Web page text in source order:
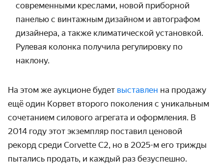
современными креслами, новой приборной
панелью с винтажным дизайном и автографом
дизайнера, а также климатической установкой.
Рулевая колонка получила регулировку по
наклону.
На этом же аукционе будет выставлен на продажу
ещё один Корвет второго поколения с уникальным
сочетанием силового агрегата и оформления. В
2014 году этот экземпляр поставил ценовой
рекорд среди Corvette C2, но в 2025-м его трижды
пытались продать, и каждый раз безуспешно.